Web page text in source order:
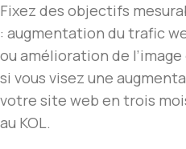
Fixez des objectifs
: augmentation du trafic
ou amélioration de
si vous visez une
votre site web en trois
au KOL.